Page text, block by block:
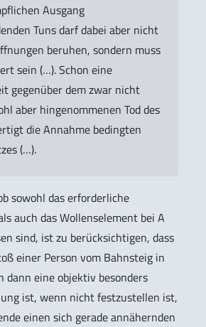
Ausgang
Tuns darf dabei aber nicht
beruhen, sondern muss
sein (…). Schon eine
gegenüber dem zwar nicht
aber hingenommenen Tod des
die Annahme bedingten
(…).
sowohl das erforderliche
auch das Wollenselement bei A
sind, ist zu berücksichtigen, dass
einer Person vom Bahnsteig in
dann eine objektiv besonders
ist, wenn nicht festzustellen ist,
einen sich gerade annähernden